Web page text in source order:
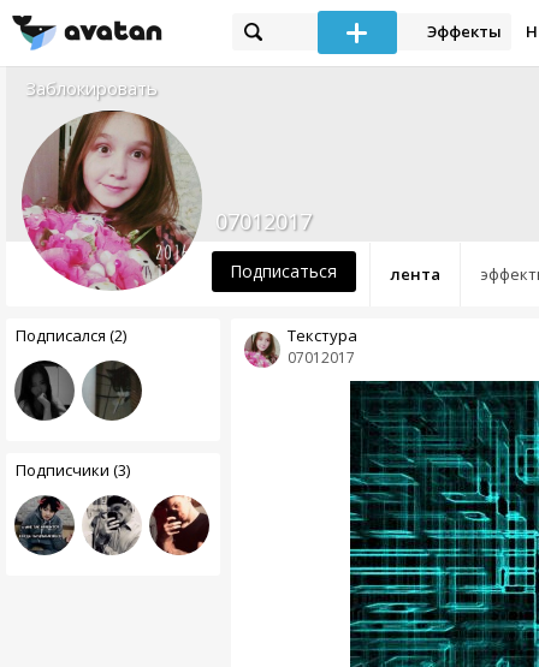
Эффекты
Заблокировать
лента
07012017
Подписаться
Подписался (2)
Подписчики (3)
07012017
Текстура